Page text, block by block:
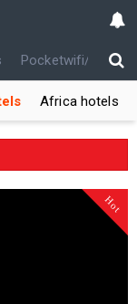
Pocketwifi/USIM
Africa hotels
Hot